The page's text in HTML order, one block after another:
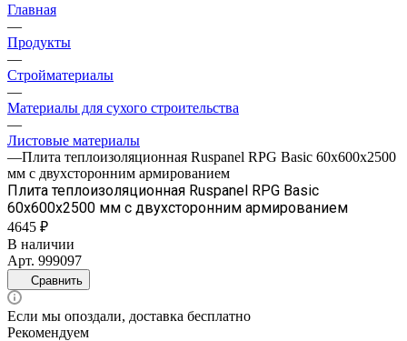
Главная
—
Продукты
—
Стройматериалы
—
Материалы для сухого строительства
—
Листовые материалы
—Плита теплоизоляционная Ruspanel RPG Basic 60х600х2500
мм с двухсторонним армированием
Плита теплоизоляционная Ruspanel RPG Basic
60х600х2500 мм с двухсторонним армированием
4645 ₽
В наличии
Арт. 999097
Сравнить
Если мы опоздали, доставка бесплатно
Рекомендуем